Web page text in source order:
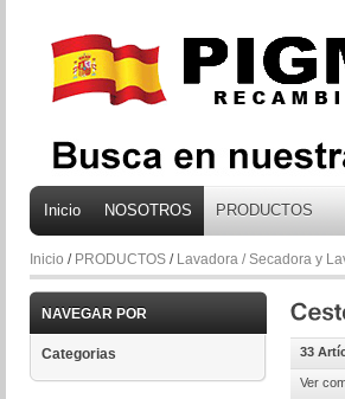
Inicio NOSOTROS PRODUCTOS
Inicio / PRODUCTOS / Lavadora / Secadora y
NAVEGAR POR
Categorias 33
Ver